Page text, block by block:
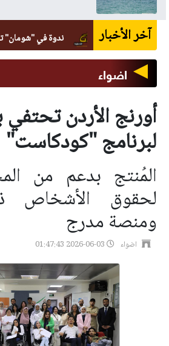
آخر الأخبار ندوة في "شومان" تستذكر
اضواء
أورنج الأردن تحتفي
لبرنامج "كودكاست"
المُنتج بدعم من
لحقوق الأشخاص
ومنصة مدرج
اضواء